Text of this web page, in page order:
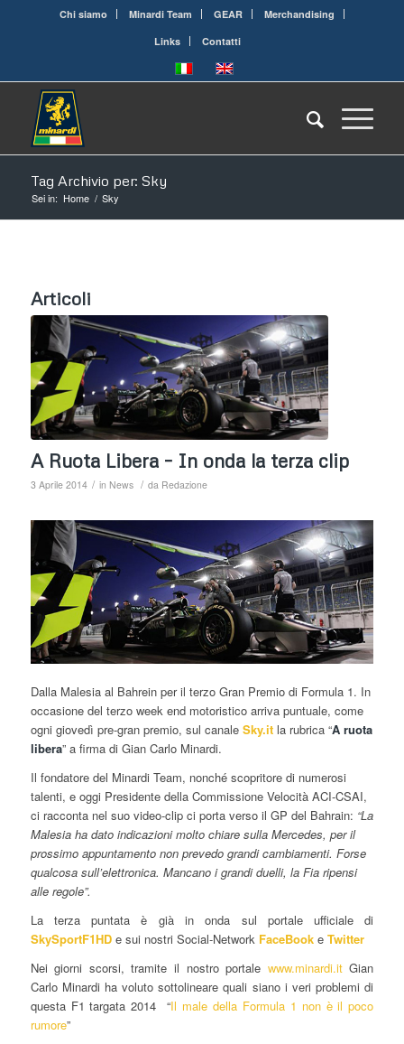
Chi siamo Minardi Team GEAR
Merchandising
Links
Contatti
Tag Archivio per: Sky
Sei in: Home / Sky
Articoli
A Ruota Libera – In onda la terza clip
3 Aprile 2014 / in News / da Redazione
Dalla Malesia al Bahrein per il terzo Gran Premio di Formula 1. In
occasione del terzo week end motoristico arriva puntuale, come
ogni giovedì pre-gran premio, sul canale Sky.itla rubrica “A ruota
libera” a firma di Gian Carlo Minardi.
Il fondatore del Minardi Team, nonché scopritore di numerosi
talenti, e oggi Presidente della Commissione Velocità ACI-CSAI,
ci racconta nel suo video-clip ci porta verso il GP del Bahrain: “La
Malesia ha dato indicazioni molto chiare sulla Mercedes, per il
prossimo appuntamento non prevedo grandi cambiamenti. Forse
qualcosa sull’elettronica. Mancano i grandi duelli, la Fia ripensi
alle regole”.
La terza puntata è già in onda sul portale ufficiale di
SkySportF1HDe sui nostri Social-Network FaceBooke Twitter
Nei giorni scorsi, tramite il nostro portale www.minardi.itGian
Carlo Minardi ha voluto sottolineare quali siano i veri problemi di
questa F1 targata 2014 “Il male della Formula 1 non è il poco
rumore”